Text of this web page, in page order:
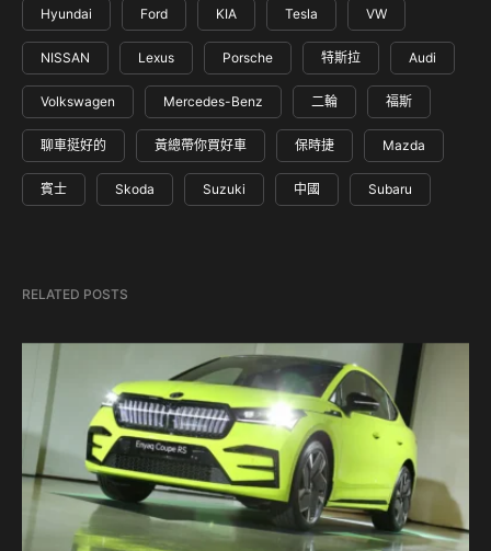
Hyundai Ford KIA Tesla VW
NISSAN Lexus Porsche 特斯拉 Audi
Volkswagen Mercedes-Benz 二輪 福斯
聊車挺好的 黃總帶你買好車 保時捷 Mazda
賓士 Skoda Suzuki 中國 Subaru
RELATED POSTS